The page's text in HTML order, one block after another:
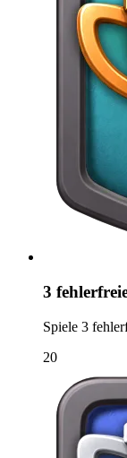
3
Spiele 3
20